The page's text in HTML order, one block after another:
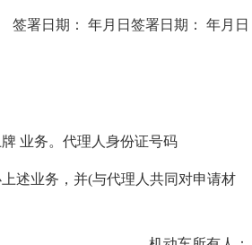
署日期： 年月日签署日期： 年月日
业务。代理人身份证号码
述业务，并(与代理人共同对申请材